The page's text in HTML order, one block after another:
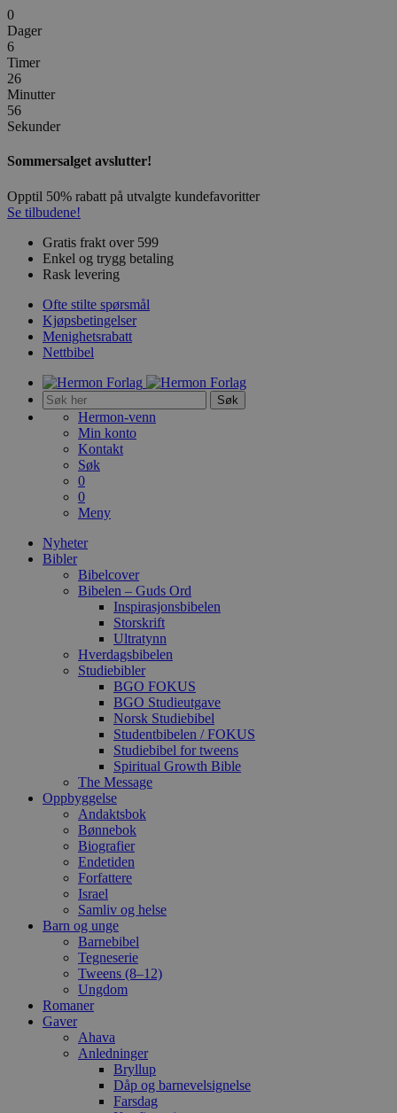
0
Dager
6
Timer
26
Minutter
56
Sekunder
Sommersalget avslutter!
Opptil 50% rabatt på utvalgte kundefavoritter
Se tilbudene!
Gratis frakt over 599
Enkel og trygg betaling
Rask levering
Ofte stilte spørsmål
Kjøpsbetingelser
Menighetsrabatt
Nettbibel
Søk
Hermon-venn
Min konto
Kontakt
Søk
0
0
Meny
Nyheter
Bibler
Bibelcover
Bibelen – Guds Ord
Inspirasjonsbibelen
Storskrift
Ultratynn
Hverdagsbibelen
Studiebibler
BGO FOKUS
BGO Studieutgave
Norsk Studiebibel
Studentbibelen / FOKUS
Studiebibel for tweens
Spiritual Growth Bible
The Message
Oppbyggelse
Andaktsbok
Bønnebok
Biografier
Endetiden
Forfattere
Israel
Samliv og helse
Barn og unge
Barnebibel
Tegneserie
Tweens (8–12)
Ungdom
Romaner
Gaver
Ahava
Anledninger
Bryllup
Dåp og barnevelsignelse
Farsdag